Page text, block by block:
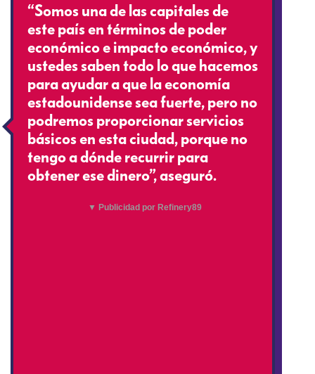
“Somos una de las capitales de
este país en términos de poder
económico e impacto económico, y
ustedes saben todo lo que hacemos
para ayudar a que la economía
estadounidense sea fuerte, pero no
podremos proporcionar servicios
básicos en esta ciudad, porque no
tengo a dónde recurrir para
obtener ese dinero”, aseguró.
▼ Publicidad por Refinery89